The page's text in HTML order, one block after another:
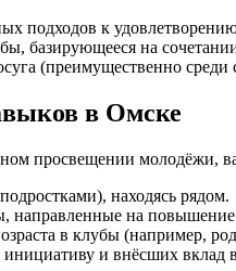
подходов к
базирующееся на
(преимущественно среди
в Омске
просвещении молодёжи,
находясь рядом.
направленные на
в клубы (например,
и внёсших вклад